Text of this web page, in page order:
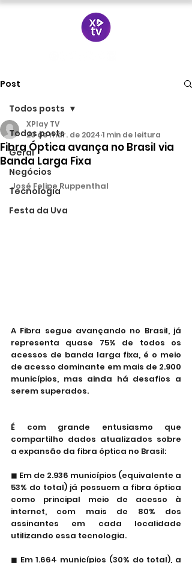
Post
Todos posts
Geral
Negócios
Tecnologia
Festa da Uva
Todos posts
Fibra Óptica avança no Brasil via
Banda Larga Fixa
XPlay TV
20 de mar. de 2024 1 min de leitura
José Felipe Ruppenthal
A Fibra segue avançando no Brasil, já
representa quase 75% de todos os
acessos de banda larga fixa, é o meio
de acesso dominante em mais de 2.900
municípios, mas ainda há desafios a
serem superados.
É com grande entusiasmo que
compartilho dados atualizados sobre
a expansão da fibra óptica no Brasil:
◼ Em de 2.936 municípios (equivalente a
53% do total) já possuem a fibra óptica
como principal meio de acesso à
internet, com mais de 80% dos
assinantes em cada localidade
utilizando essa tecnologia.
◼ Em 1.664 municípios (30% do total), a